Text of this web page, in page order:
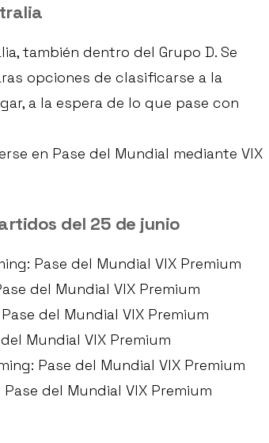
también dentro del Grupo D. Se
opciones de clasificarse a la
a la espera de lo que pase con
en Pase del Mundial mediante VIX
del 25 de junio
Pase del Mundial VIX Premium
del Mundial VIX Premium
del Mundial VIX Premium
Mundial VIX Premium
Pase del Mundial VIX Premium
del Mundial VIX Premium